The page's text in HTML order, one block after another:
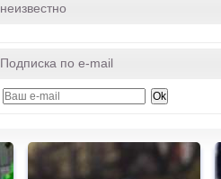
неизвестно
Подписка по e-mail